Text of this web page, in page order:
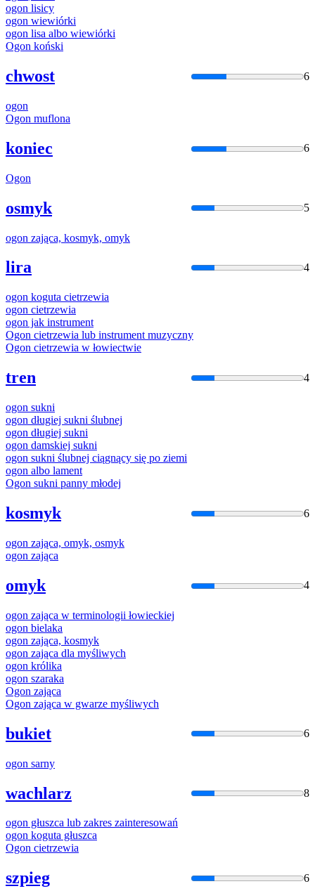
ogon lisicy
ogon wiewiórki
ogon lisa albo wiewiórki
Ogon koński
chwost 6
ogon
Ogon muflona
koniec 6
Ogon
osmyk 5
ogon zająca, kosmyk, omyk
lira 4
ogon koguta cietrzewia
ogon cietrzewia
ogon jak instrument
Ogon cietrzewia lub instrument muzyczny
Ogon cietrzewia w łowiectwie
tren 4
ogon sukni
ogon długiej sukni ślubnej
ogon długiej sukni
ogon damskiej sukni
ogon sukni ślubnej ciągnący się po ziemi
ogon albo lament
Ogon sukni panny młodej
kosmyk 6
ogon zająca, omyk, osmyk
ogon zająca
omyk 4
ogon zająca w terminologii łowieckiej
ogon bielaka
ogon zająca, kosmyk
ogon zająca dla myśliwych
ogon królika
ogon szaraka
Ogon zająca
Ogon zająca w gwarze myśliwych
bukiet 6
ogon sarny
wachlarz 8
ogon głuszca lub zakres zainteresowań
ogon koguta głuszca
Ogon cietrzewia
szpieg 6